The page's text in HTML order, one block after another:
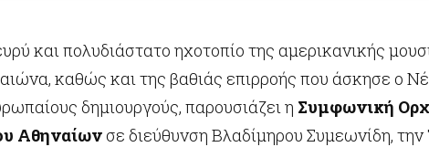
και πολυδιάστατο ηχοτοπίο της αμερικανικής
καθώς και της βαθιάς επιρροής που άσκησε ο
δημιουργούς, παρουσιάζει η Συμφωνική
Αθηναίωνσε διεύθυνση Βλαδίμηρου Συμεωνίδη, την